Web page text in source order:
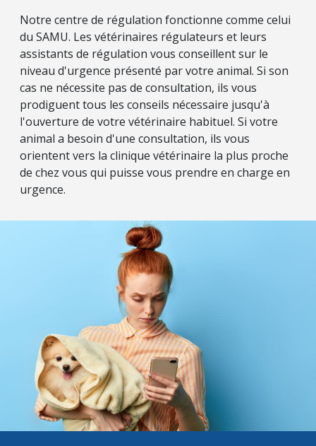
Notre centre de régulation fonctionne comme celui
du SAMU. Les vétérinaires régulateurs et leurs
assistants de régulation vous conseillent sur le
niveau d'urgence présenté par votre animal. Si son
cas ne nécessite pas de consultation, ils vous
prodiguent tous les conseils nécessaire jusqu'à
l'ouverture de votre vétérinaire habituel. Si votre
animal a besoin d'une consultation, ils vous
orientent vers la clinique vétérinaire la plus proche
de chez vous qui puisse vous prendre en charge en
urgence.